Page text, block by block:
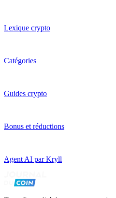
Lexique crypto
Catégories
Guides crypto
Bonus et réductions
Agent AI par Kryll